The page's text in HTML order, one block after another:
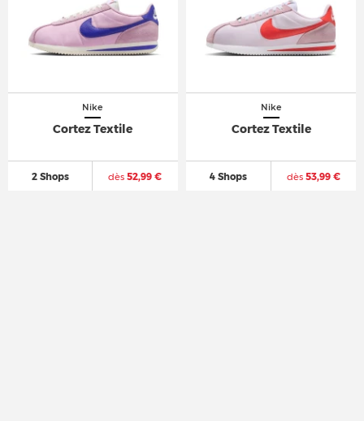
Nike
Cortez Textile
2 Shops dès 52,99 €
Nike
Cortez Textile
4 Shops dès53,99 €